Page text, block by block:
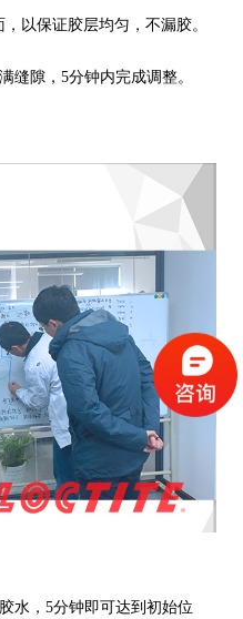
以保证胶层均匀，不漏胶。
缝隙，5分钟内完成调整。
水，5分钟即可达到初始位